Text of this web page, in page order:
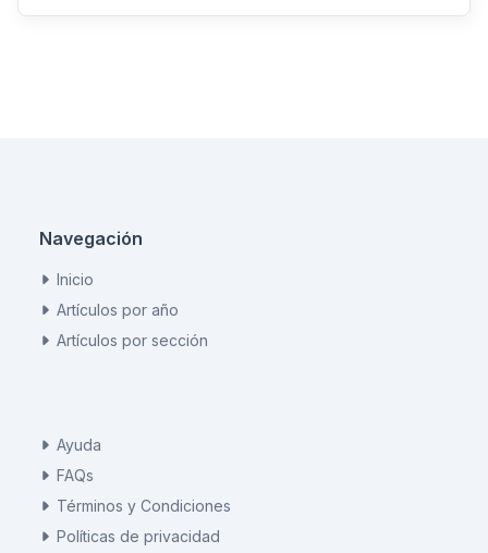
Navegación
Inicio
Artículos por año
Artículos por sección
Ayuda
FAQs
Términos y Condiciones
Políticas de privacidad